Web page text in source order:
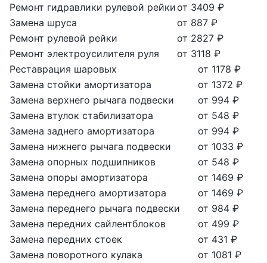
Ремонт гидравлики рулевой рейкиот 3409 ₽
Замена шруса
от 887 ₽
Ремонт рулевой рейки
от 2827 ₽
Ремонт электроусилителя руля
от 3118 ₽
Реставрация шаровых
от 1178 ₽
Замена стойки амортизатора
от 1372 ₽
Замена верхнего рычага подвески
от 994 ₽
Замена втулок стабилизатора
от 548 ₽
Замена заднего амортизатора
от 994 ₽
Замена нижнего рычага подвески
от 1033 ₽
Замена опорных подшипников
от 548 ₽
Замена опоры амортизатора
от 1469 ₽
Замена переднего амортизатора
от 1469 ₽
Замена переднего рычага подвески
от 984 ₽
Замена передних сайлентблоков
от 499 ₽
Замена передних стоек
от 431 ₽
Замена поворотного кулака
от 1081 ₽